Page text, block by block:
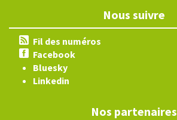
Nous suivre
Fil des numéros
Facebook
Bluesky
Linkedin
Nos partenaires